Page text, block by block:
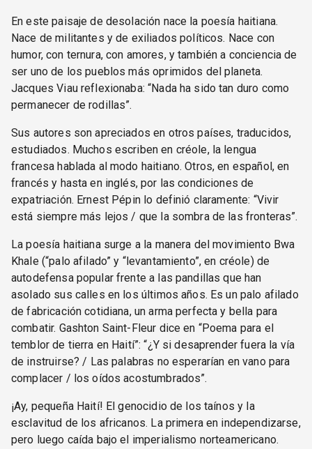
En este paisaje de desolación nace la poesía haitiana.
Nace de militantes y de exiliados políticos. Nace con
humor, con ternura, con amores, y también a conciencia de
ser uno de los pueblos más oprimidos del planeta.
Jacques Viau reflexionaba: “Nada ha sido tan duro como
permanecer de rodillas”.
Sus autores son apreciados en otros países, traducidos,
estudiados. Muchos escriben en créole, la lengua
francesa hablada al modo haitiano. Otros, en español, en
francés y hasta en inglés, por las condiciones de
expatriación. Ernest Pépin lo definió claramente: “Vivir
está siempre más lejos / que la sombra de las fronteras”.
La poesía haitiana surge a la manera del movimiento Bwa
Khale (“palo afilado” y “levantamiento”, en créole) de
autodefensa popular frente a las pandillas que han
asolado sus calles en los últimos años. Es un palo afilado
de fabricación cotidiana, un arma perfecta y bella para
combatir. Gashton Saint-Fleur dice en “Poema para el
temblor de tierra en Haití”: “¿Y si desaprender fuera la vía
de instruirse? / Las palabras no esperarían en vano para
complacer / los oídos acostumbrados”.
¡Ay, pequeña Haití! El genocidio de los taínos y la
esclavitud de los africanos. La primera en independizarse,
pero luego caída bajo el imperialismo norteamericano.